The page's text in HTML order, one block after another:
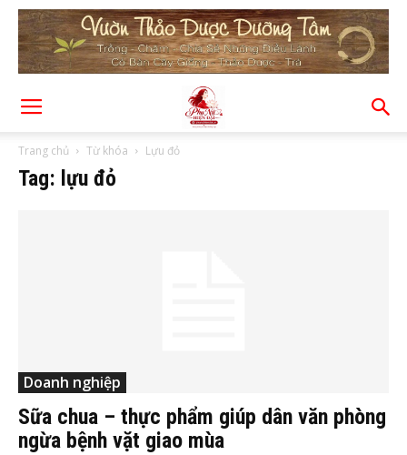
Trang chủ Từ khóa Lựu đỏ
Tag: lựu đỏ
Doanh nghiệp
Sữa chua – thực phẩm giúp dân văn phòng
ngừa bệnh vặt giao mùa